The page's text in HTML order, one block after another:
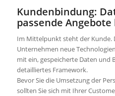
Kundenbindung:
passende
Im Mittelpunkt steht der Kunde.
Unternehmen neue
mit ein, gespeicherte Daten und
detailliertes Framework.
Bevor Sie die Umsetzung der
sollten Sie sich mit Ihrer